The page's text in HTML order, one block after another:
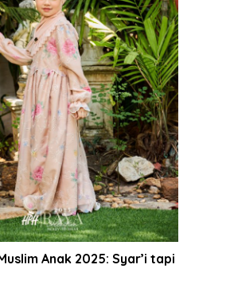
Anak 2025: Syar’i tapi